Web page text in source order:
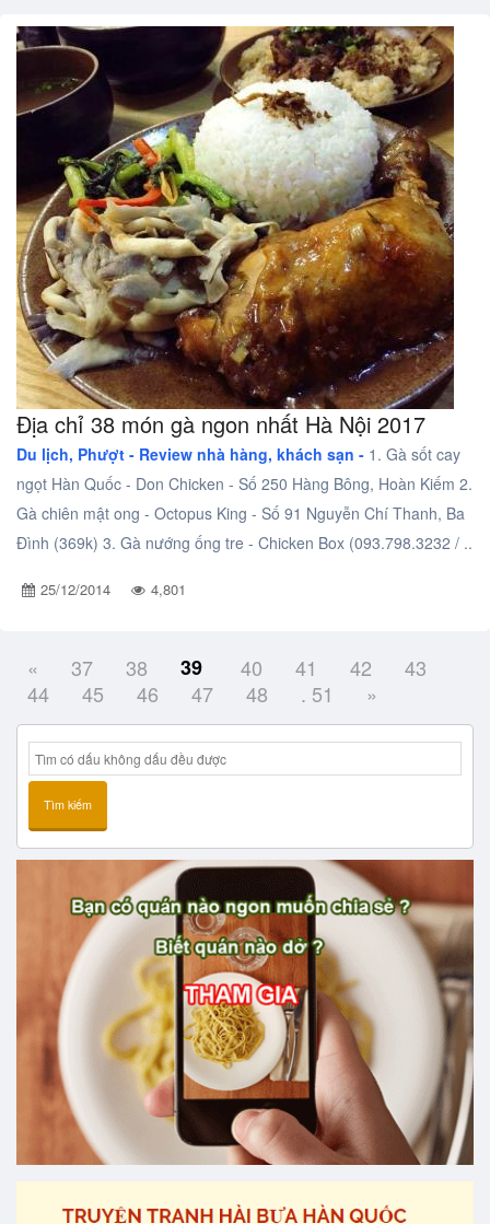
Địa chỉ 38 món gà ngon nhất Hà Nội 2017
Du lịch, Phượt - Review nhà hàng, khách sạn - 1. Gà sốt cay
ngọt Hàn Quốc - Don Chicken - Số 250 Hàng Bông, Hoàn Kiếm 2.
Gà chiên mật ong - Octopus King - Số 91 Nguyễn Chí Thanh, Ba
Đình (369k) 3. Gà nướng ống tre - Chicken Box (093.798.3232 / ..
25/12/2014 4,801
« 37 38 39 40 41 42
43
44
45 46 47 48 . 51 »
Tìm kiếm